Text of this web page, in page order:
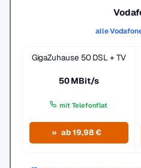
alle
GigaZuhause 50 DSL + TV
50 MBit/s
mit Telefonflat
ab 19,98 €